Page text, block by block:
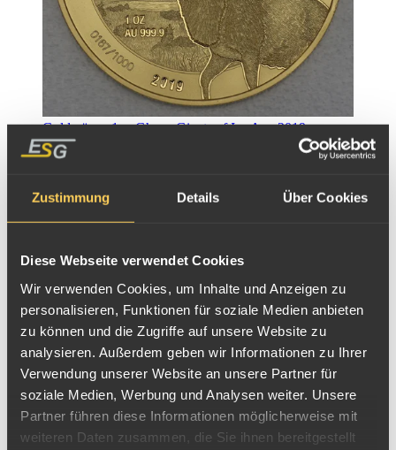
Zustimmung Details Über Cookies
Diese Webseite verwendet Cookies
Wir verwenden Cookies, um Inhalte und Anzeigen zu
personalisieren, Funktionen für soziale Medien anbieten
zu können und die Zugriffe auf unsere Website zu
analysieren. Außerdem geben wir Informationen zu Ihrer
Verwendung unserer Website an unsere Partner für
soziale Medien, Werbung und Analysen weiter. Unsere
Partner führen diese Informationen möglicherweise mit
weiteren Daten zusammen, die Sie ihnen bereitgestellt
Goldmünze 1oz Ghana Giants of Ice Age 2019 -
Riesenhirsch